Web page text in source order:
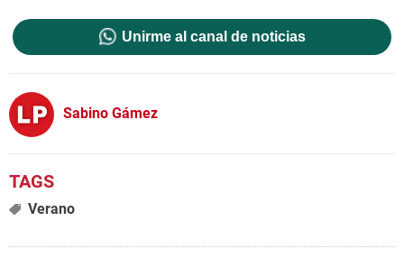
Unirme al canal de noticias
Sabino Gámez
Verano